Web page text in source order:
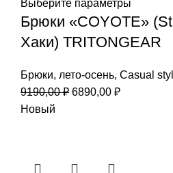
Выберите параметры
Брюки «COYOTE»
Хаки) TRITONGEAR
Брюки, лето-осень, Casual
9190,00₽ Первоначальная
6890,00 ₽Текущая
Новый